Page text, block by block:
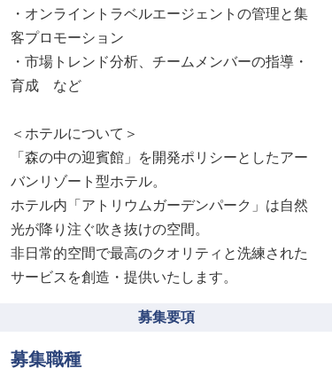
・オンライントラベルエージェントの管理と集
客プロモーション
・市場トレンド分析、チームメンバーの指導・
育成 など
＜ホテルについて＞
「森の中の迎賓館」を開発ポリシーとしたアー
バンリゾート型ホテル。
ホテル内「アトリウムガーデンパーク」は自然
光が降り注ぐ吹き抜けの空間。
非日常的空間で最高のクオリティと洗練された
サービスを創造・提供いたします。
募集要項
募集職種